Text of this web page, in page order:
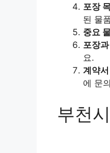
포장
된 물
중요
포장
요.
계약
에 문
부천